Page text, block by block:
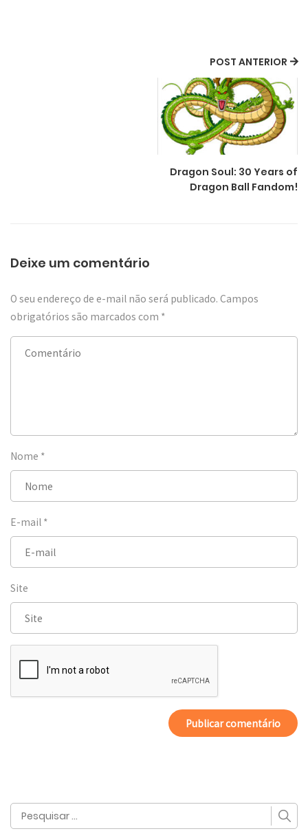
POST ANTERIOR
Dragon Soul: 30 Years of
Dragon Ball Fandom!
Deixe um comentário
O seu endereço de e-mail não será publicado. Campos
obrigatórios são marcados com *
Nome *
E-mail *
Site